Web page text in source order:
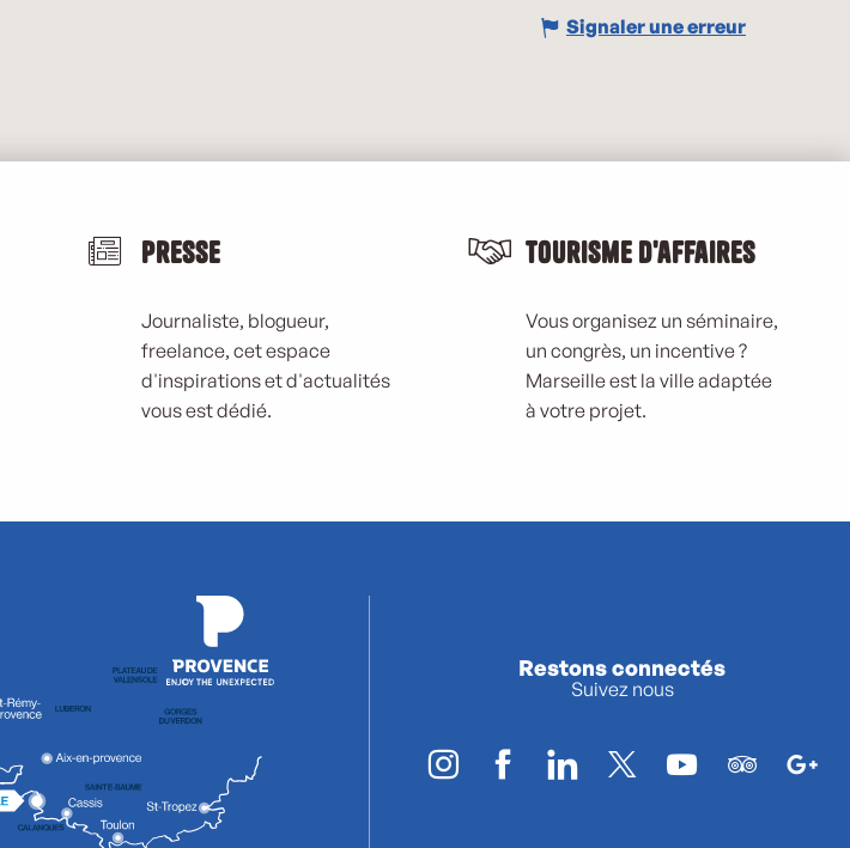
Signaler une erreur
Presse
Journaliste, blogueur,
freelance, cet espace
d'inspirations et d'actualités
vous est dédié.
Tourisme d'affaires
Vous organisez un séminaire,
un congrès, un incentive ?
Marseille est la ville adaptée
à votre projet.
Restons connectés
Suivez nous